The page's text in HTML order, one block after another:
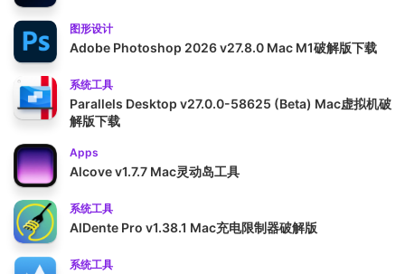
图形设计
Adobe Photoshop 2026 v27.8.0 Mac M1破解版下载
系统工具
Parallels Desktop v27.0.0-58625 (Beta) Mac虚拟机破
解版下载
Apps
Alcove v1.7.7 Mac灵动岛工具
系统工具
AlDente Pro v1.38.1 Mac充电限制器破解版
系统工具